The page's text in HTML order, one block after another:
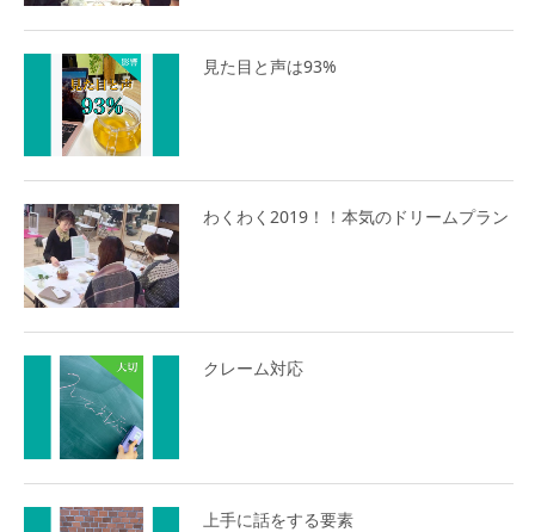
見た目と声は93%
わくわく2019！！本気のドリームプラン
クレーム対応
上手に話をする要素